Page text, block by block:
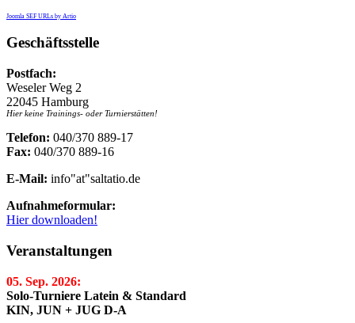
Joomla SEF URLs by Artio
Geschäftsstelle
Postfach:
Weseler Weg 2
22045 Hamburg
Hier keine Trainings- oder Turnierstätten!
Telefon: 040/370 889-17
Fax: 040/370 889-16
E-Mail: info"at"saltatio.de
Aufnahmeformular:
Hier downloaden!
Veranstaltungen
05. Sep. 2026:
Solo-Turniere Latein & Standard
KIN, JUN + JUG D-A